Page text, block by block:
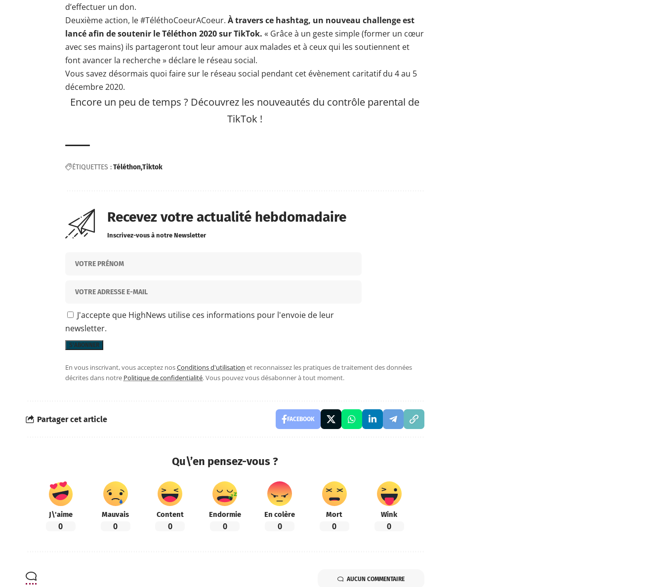
d’effectuer un don.
Deuxième action, le #TéléthoCoeurACoeur. À travers ce hashtag, un nouveau challenge est
lancé afin de soutenir le Téléthon 2020 sur TikTok. « Grâce à un geste simple (former un cœur
avec ses mains) ils partageront tout leur amour aux malades et à ceux qui les soutiennent et
font avancer la recherche » déclare le réseau social.
Vous savez désormais quoi faire sur le réseau social pendant cet évènement caritatif du 4 au 5
décembre 2020.
Encore un peu de temps ? Découvrez les nouveautés du contrôle parental de
TikTok !
ÉTIQUETTES :TéléthonTiktok
Recevez votre actualité hebdomadaire
Inscrivez-vous à notre Newsletter
J'accepte que HighNews utilise ces informations pour l'envoie de leur
newsletter.
En vous inscrivant, vous acceptez nosConditions d'utilisation et reconnaissez les pratiques de traitement des données
décrites dans notre Politique de confidentialité. Vous pouvez vous désabonner à tout moment.
Partager cet article FACEBOOK
Qu\’en pensez-vous ?
J\'aime
0
Mauvais
0
Content
0
Endormie
0
En colère
0
Mort
0
Wink
0
AUCUN COMMENTAIRE